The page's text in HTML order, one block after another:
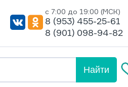
с 7:00 до 19:00 (МСК)
8 (953) 455-25-61
8 (901) 098-94-82
Найти